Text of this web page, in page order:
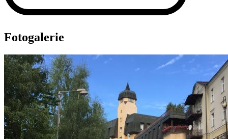
Fotogalerie